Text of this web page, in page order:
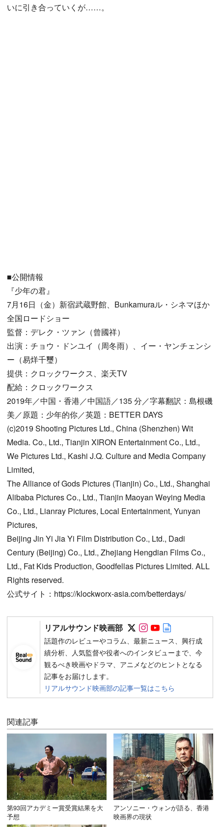
いに引き合っていくが……。
■公開情報
『少年の君』
7月16日（金）新宿武蔵野館、Bunkamuraル・シネマほか
全国ロードショー
監督：デレク・ツァン（曾國祥）
出演：チョウ・ドンユイ（周冬雨）、イー・ヤンチェンシ
ー（易烊千璽）
提供：クロックワークス、楽天TV
配給：クロックワークス
2019年／中国・香港／中国語／135 分／字幕翻訳：島根磯
美／原題：少年的你／英題：BETTER DAYS
(c)2019 Shooting Pictures Ltd., China (Shenzhen) Wit
Media. Co., Ltd., Tianjin XIRON Entertainment Co., Ltd.,
We Pictures Ltd., Kashi J.Q. Culture and Media Company
Limited,
The Alliance of Gods Pictures (Tianjin) Co., Ltd., Shanghai
Alibaba Pictures Co., Ltd., Tianjin Maoyan Weying Media
Co., Ltd., Lianray Pictures, Local Entertainment, Yunyan
Pictures,
Beijing Jin Yi Jia Yi Film Distribution Co., Ltd., Dadi
Century (Beijing) Co., Ltd., Zhejiang Hengdian Films Co.,
Ltd., Fat Kids Production, Goodfellas Pictures Limited. ALL
Rights reserved.
公式サイト：https://klockworx-asia.com/betterdays/
リアルサウンド映画部 Follow on SNS
Follow on SNS
Follow on
話題作のレビューやコラム、最新ニュース、興行成
績分析、人気監督や役者へのインタビューまで、今
観るべき映画やドラマ、アニメなどのヒントとなる
記事をお届けします。
リアルサウンド映画部の記事一覧はこちら
関連記事
第93回アカデミー賞受賞結果を大
予想
アンソニー・ウォンが語る、香港
映画界の現状